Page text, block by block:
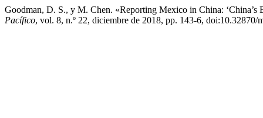
Goodman, D. S., y M. Chen. «Reporting Mexico in China:
Pacífico, vol. 8, n.º 22, diciembre de 2018, pp. 143-6, doi:10.32870/